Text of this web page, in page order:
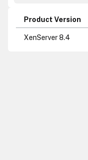
Product Version
XenServer 8.4